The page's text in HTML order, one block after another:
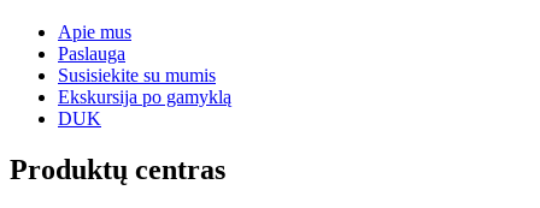
Apie mus
Paslauga
Susisiekite su mumis
Ekskursija po gamyklą
DUK
Produktų centras